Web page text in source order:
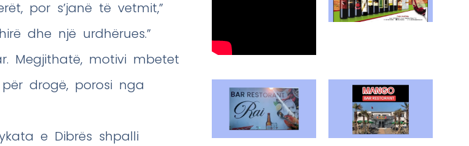
por s’janë të vetmit,”
dhe një urdhërues.”
Megjithatë, motivi mbetet
drogë, porosi nga
e Dibrës shpalli